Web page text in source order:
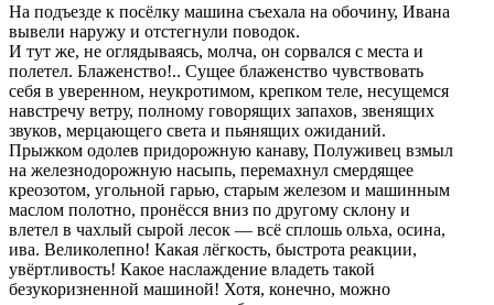
На подъезде к посёлку машина съехала на обочину, Ивана
вывели наружу и отстегнули поводок.
И тут же, не оглядываясь, молча, он сорвался с места и
полетел. Блаженство!.. Сущее блаженство чувствовать
себя в уверенном, неукротимом, крепком теле, несущемся
навстречу ветру, полному говорящих запахов, звенящих
звуков, мерцающего света и пьянящих ожиданий.
Прыжком одолев придорожную канаву, Полуживец взмыл
на железнодорожную насыпь, перемахнул смердящее
креозотом, угольной гарью, старым железом и машинным
маслом полотно, пронёсся вниз по другому склону и
влетел в чахлый сырой лесок — всё сплошь ольха, осина,
ива. Великолепно! Какая лёгкость, быстрота реакции,
увёртливость! Какое наслаждение владеть такой
безукоризненной машиной! Хотя, конечно, можно